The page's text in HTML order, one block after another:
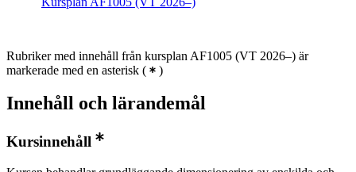
Rubriker med innehåll från kursplan AF1005 (VT 2026–) är
markerade med en asterisk ( )
Innehåll och lärandemål
Kursinnehåll